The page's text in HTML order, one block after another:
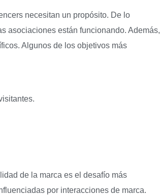
necesitan un propósito. De lo
asociaciones están funcionando. Además,
Algunos de los objetivos más
de la marca es el desafío más
por interacciones de marca.